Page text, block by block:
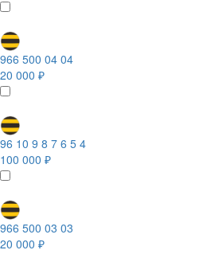
966 500 04 04
20 000 ₽
96 10 9 8 7 6 5 4
100 000 ₽
966 500 03 03
20 000 ₽